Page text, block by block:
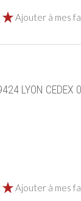
Ajouter à mes
LYON CEDEX
Ajouter à mes